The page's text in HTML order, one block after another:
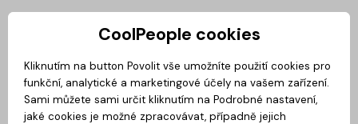
Privátní zóna
Magazín BusinessClass CoolMovie CoolDialog Podcast
CoolPeople cookies
Kliknutím na button Povolit vše umožníte použití cookies pro
funkční, analytické a marketingové účely na vašem zařízení.
Sami můžete sami určit kliknutím na Podrobné nastavení,
jaké cookies je možné zpracovávat, případně jejich